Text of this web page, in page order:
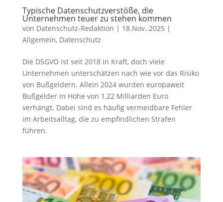
Typische Datenschutzverstöße, die
Unternehmen teuer zu stehen kommen
von Datenschutz-Redaktion | 18.Nov..2025 |
Allgemein, Datenschutz
Die DSGVO ist seit 2018 in Kraft, doch viele
Unternehmen unterschätzen nach wie vor das Risiko
von Bußgeldern. Allein 2024 wurden europaweit
Bußgelder in Höhe von 1,22 Milliarden Euro
verhängt. Dabei sind es häufig vermeidbare Fehler
im Arbeitsalltag, die zu empfindlichen Strafen
führen.